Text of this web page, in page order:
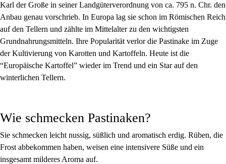
Karl der Große in seiner Landgüterverordnung von ca. 795 n. Chr. den
Anbau genau vorschrieb. In Europa lag sie schon im Römischen Reich
auf den Tellern und zählte im Mittelalter zu den wichtigsten
Grundnahrungsmitteln. Ihre Popularität verlor die Pastinake im Zuge
der Kultivierung von Karotten und Kartoffeln. Heute ist die
“Europäische Kartoffel” wieder im Trend und ein Star auf den
winterlichen Tellern.
Wie schmecken Pastinaken?
Sie schmecken leicht nussig, süßlich und aromatisch erdig. Rüben, die
Frost abbekommen haben, weisen eine intensivere Süße und ein
insgesamt milderes Aroma auf.